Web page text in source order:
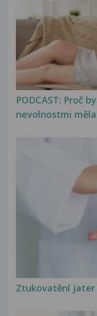
PODCAST: Proč
nevolnostmi
Ztukovatění jater